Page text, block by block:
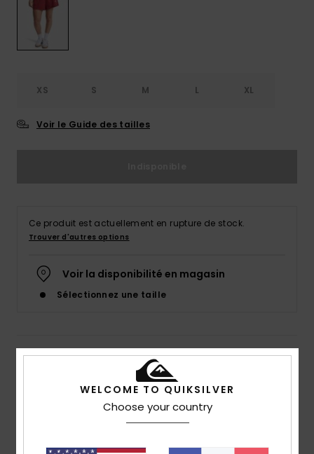
la FAQ
XS S M L XL
Voir le Guide des tailles
Ce produit est actuellement en rupture de stock.
Trouver d'autres options
Voir la disponibilité en magasin
Sélectionnez une taille
Details & caractéristiques
Short en molleton Rouge Femme
EQWFB03064 Code couleurrqz0
Caractéristiques
WELCOME TO QUIKSILVER
Choose your country